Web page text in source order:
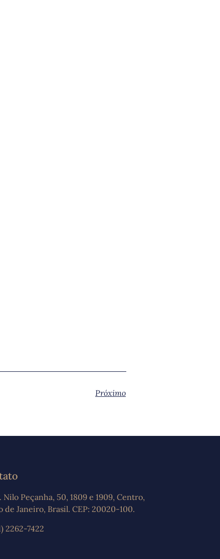
Próximo
Nilo Peçanha, 50, 1809 e 1909, Centro,
de Janeiro, Brasil. CEP: 20020-100.
2262-7422